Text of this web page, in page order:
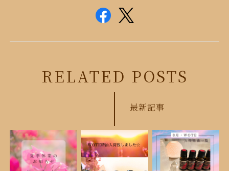
RELATED POSTS
最新記事